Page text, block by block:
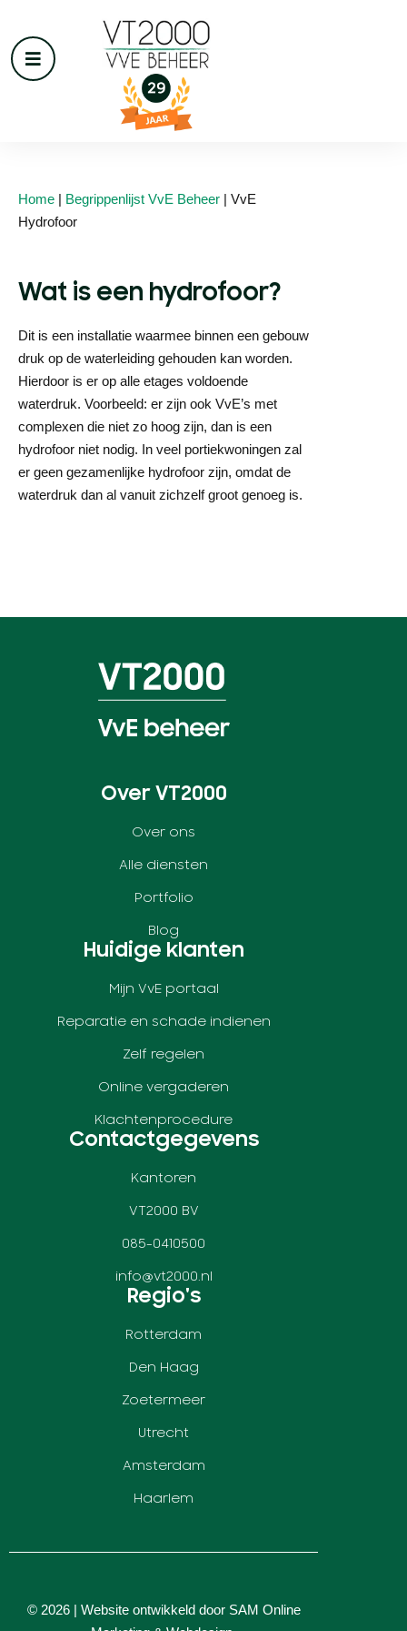
Home | Begrippenlijst VvE Beheer | VvE
Hydrofoor
Wat is een hydrofoor?
Dit is een installatie waarmee binnen een gebouw
druk op de waterleiding gehouden kan worden.
Hierdoor is er op alle etages voldoende
waterdruk. Voorbeeld: er zijn ook VvE’s met
complexen die niet zo hoog zijn, dan is een
hydrofoor niet nodig. In veel portiekwoningen zal
er geen gezamenlijke hydrofoor zijn, omdat de
waterdruk dan al vanuit zichzelf groot genoeg is.
Over VT2000
Over ons
Alle diensten
Portfolio
Blog
Huidige klanten
Mijn VvE portaal
Reparatie en schade indienen
Zelf regelen
Online vergaderen
Klachtenprocedure
Contactgegevens
Kantoren
VT2000 BV
085-0410500
info@vt2000.nl
Regio's
Rotterdam
Den Haag
Zoetermeer
Utrecht
Amsterdam
Haarlem
© 2026 | Website ontwikkeld door SAM Online